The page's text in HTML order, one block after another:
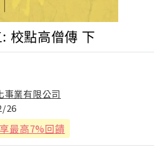
校點高僧傳 下
事業有限公司
26
最高7%回饋